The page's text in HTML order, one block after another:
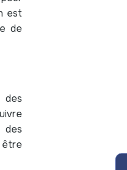
est
de
des
des
être